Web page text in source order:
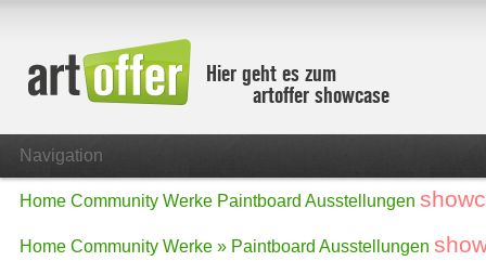
Hier geht es zum
artoffer showcase
Navigation
Home Community Werke Paintboard Ausstellungen
Home Community Werke » Paintboard Ausstellungen